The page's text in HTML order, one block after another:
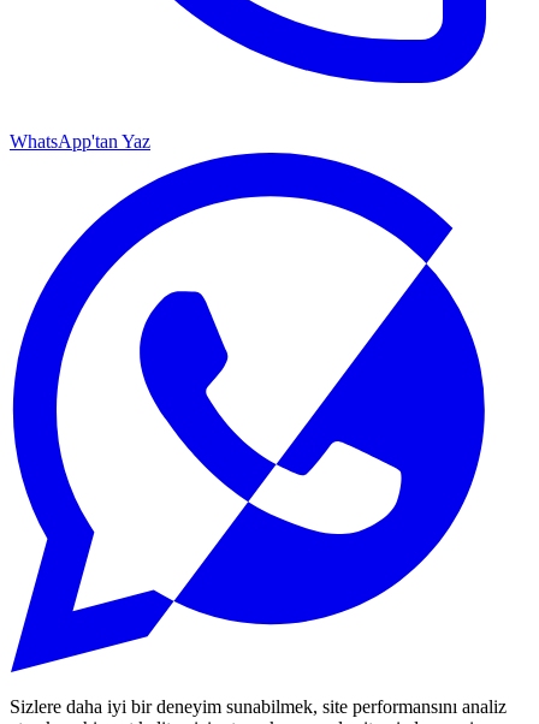
WhatsApp'tan Yaz
Sizlere daha iyi bir deneyim sunabilmek, site performansını analiz